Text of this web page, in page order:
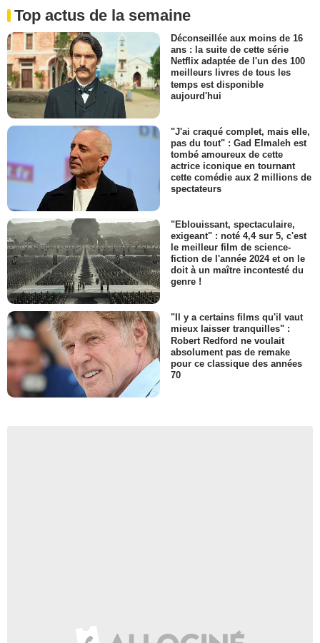
Top actus de la semaine
Déconseillée aux moins de 16
ans : la suite de cette série
Netflix adaptée de l'un des 100
meilleurs livres de tous les
temps est disponible
aujourd'hui
"J'ai craqué complet, mais elle,
pas du tout" : Gad Elmaleh est
tombé amoureux de cette
actrice iconique en tournant
cette comédie aux 2 millions de
spectateurs
"Eblouissant, spectaculaire,
exigeant" : noté 4,4 sur 5, c'est
le meilleur film de science-
fiction de l'année 2024 et on le
doit à un maître incontesté du
genre !
"Il y a certains films qu'il vaut
mieux laisser tranquilles" :
Robert Redford ne voulait
absolument pas de remake
pour ce classique des années
70